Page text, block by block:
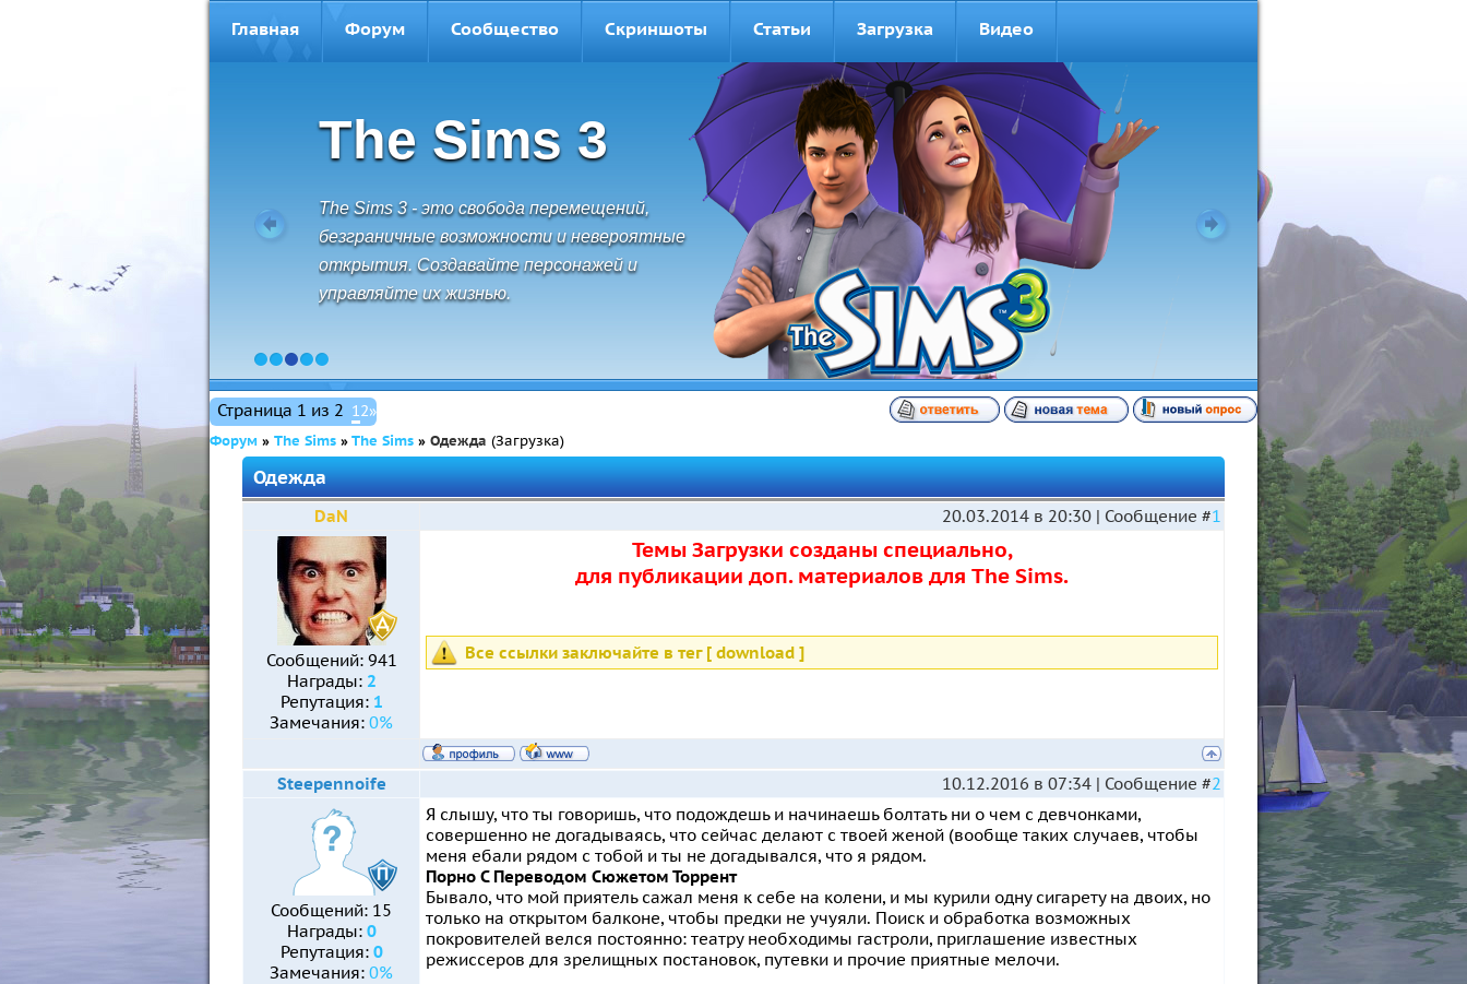
Главная Форум Сообщество Скриншоты Статьи Загрузка Видео
The Sims 3
The Sims 3 - это свобода перемещений,
безграничные возможности и невероятные
открытия. Создавайте персонажей и
управляйте их жизнью.
1 2 3 4 5
Страница 1 из 2 12»
Форум » The Sims »The Sims » Одежда (Загрузка)
Одежда
DaN 20.03.2014 в 20:30 | Сообщение #1
Сообщений: 941
Награды: 2
Репутация: 1
Замечания: 0%
Темы Загрузки созданы специально,
для публикации доп. материалов для The Sims.
Все ссылки заключайте в тег [ download ]
Steepennoife 10.12.2016 в 07:34 | Сообщение #2
Сообщений: 15
Награды: 0
Репутация: 0
Замечания: 0%
Я слышу, что ты говоришь, что подождешь и начинаешь болтать ни о чем с девчонками,
совершенно не догадываясь, что сейчас делают с твоей женой (вообще таких случаев, чтобы
меня ебали рядом с тобой и ты не догадывался, что я рядом.
Порно С Переводом Сюжетом Торрент
Бывало, что мой приятель сажал меня к себе на колени, и мы курили одну сигарету на двоих, но
только на открытом балконе, чтобы предки не учуяли. Поиск и обработка возможных
покровителей велся постоянно: театру необходимы гастроли, приглашение известных
режиссеров для зрелищных постановок, путевки и прочие приятные мелочи.